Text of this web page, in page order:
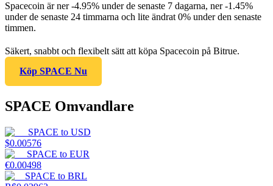
Spacecoin är ner -4.95% under de senaste 7 dagarna, ner -1.45%
under de senaste 24 timmarna och lite ändrat 0% under den senaste
timmen.
Säkert, snabbt och flexibelt sätt att köpa Spacecoin på Bitrue.
Köp SPACE Nu
SPACE Omvandlare
SPACE to USD
$0.00576
SPACE to EUR
€0.00498
SPACE to BRL